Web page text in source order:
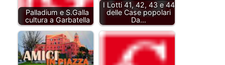
Palladium e S.Galla
cultura a Garbatella
I Lotti 41, 42, 43 e 44
delle Case popolari
Da…